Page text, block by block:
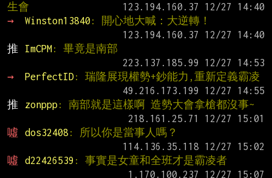
生會
→
Winston13840 : 開心地大喊：大逆轉！
推
ImCPM: 畢竟是南部
→
PerfectID : 瑞隆展現權勢+鈔能力,重新定義霸凌
推
zonppp : 南部就是這樣啊 造勢大會拿槍都沒事~
噓
dos32408 : 所以你是當事人嗎？
噓
d22426539 : 事實是女童和全班才是霸凌者